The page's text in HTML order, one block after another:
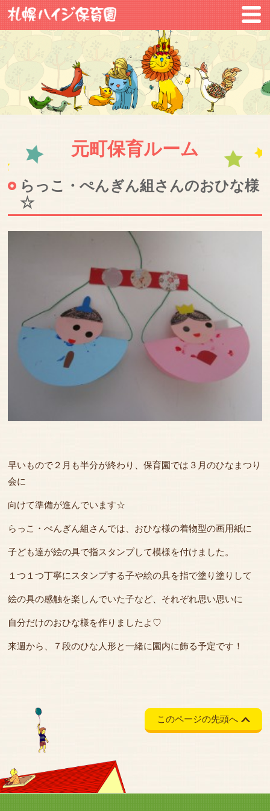
元町保育ルーム
らっこ・ぺんぎん組さんのおひな様
☆
早いもので２月も半分が終わり、保育園では３月のひなまつり
会に
向けて準備が進んでいます☆
らっこ・ぺんぎん組さんでは、おひな様の着物型の画用紙に
子ども達が絵の具で指スタンプして模様を付けました。
１つ１つ丁寧にスタンプする子や絵の具を指で塗り塗りして
絵の具の感触を楽しんでいた子など、それぞれ思い思いに
自分だけのおひな様を作りましたよ♡
来週から、７段のひな人形と一緒に園内に飾る予定です！
このページの先頭へ